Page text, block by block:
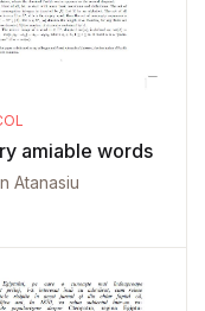
amiable words
Atanasiu